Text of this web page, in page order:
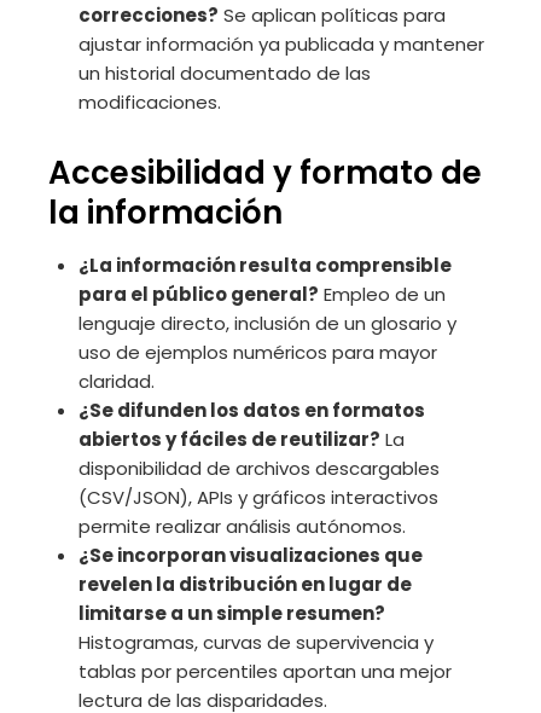
correcciones? Se aplican políticas para
ajustar información ya publicada y mantener
un historial documentado de las
modificaciones.
Accesibilidad y formato de
la información
¿La información resulta comprensible
para el público general? Empleo de un
lenguaje directo, inclusión de un glosario y
uso de ejemplos numéricos para mayor
claridad.
¿Se difunden los datos en formatos
abiertos y fáciles de reutilizar? La
disponibilidad de archivos descargables
(CSV/JSON), APIs y gráficos interactivos
permite realizar análisis autónomos.
¿Se incorporan visualizaciones que
revelen la distribución en lugar de
limitarse a un simple resumen?
Histogramas, curvas de supervivencia y
tablas por percentiles aportan una mejor
lectura de las disparidades.